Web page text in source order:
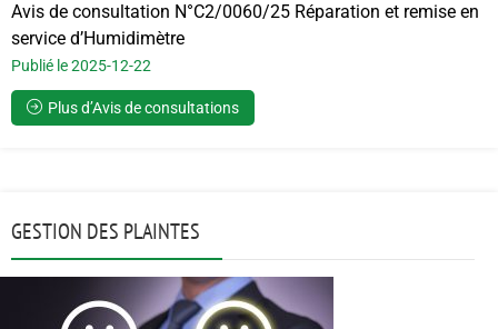
Avis de consultation N°C2/0060/25 Réparation et remise en
service d’Humidimètre
Publié le 2025-12-22
Plus d’Avis de consultations
GESTION DES PLAINTES